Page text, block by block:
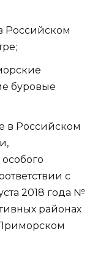
Российском
буровые
в Российском
с
2018 года №
районах